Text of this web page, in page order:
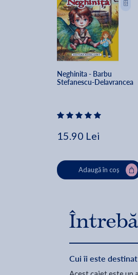
Neghinita - Barbu
Stefanescu-Delavrancea
15.90 Lei
Adaugă în coș
Cui îi este